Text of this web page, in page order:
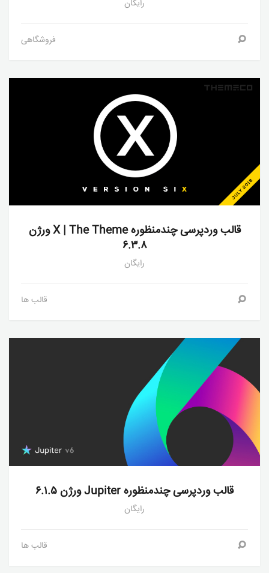
رایگان
فروشگاهی
قالب وردپرسی چندمنظوره X | The Theme ورژن
۶.۳.۸
رایگان
قالب ها
قالب وردپرسی چندمنظوره Jupiter ورژن ۶.۱.۵
رایگان
قالب ها